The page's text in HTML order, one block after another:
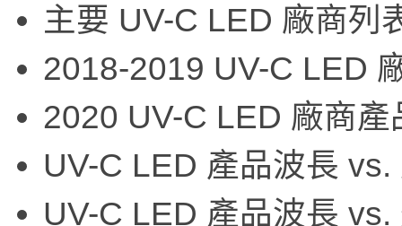
主要 UV-C LED 廠商列
2018-2019 UV-C LED
2020 UV-C LED 廠商產
UV-C LED 產品波長
UV-C LED 產品波長